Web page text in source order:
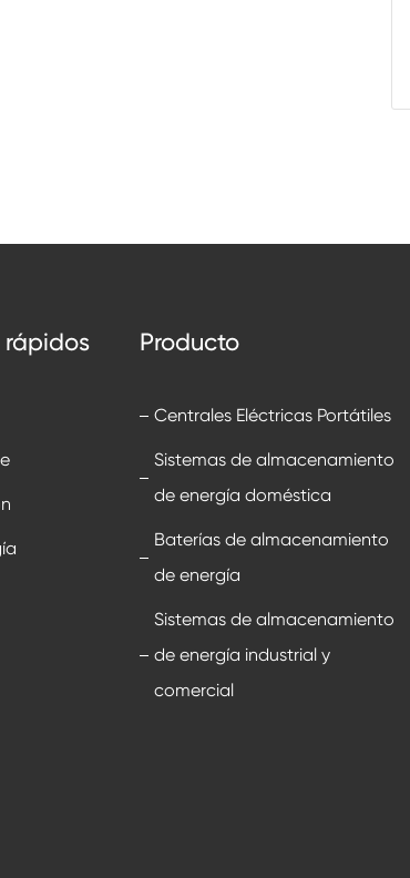
rápidos Producto
Centrales Eléctricas Portátiles
Sistemas de almacenamiento
de energía doméstica
Baterías de almacenamiento
de energía
Sistemas de almacenamiento
de energía industrial y
comercial